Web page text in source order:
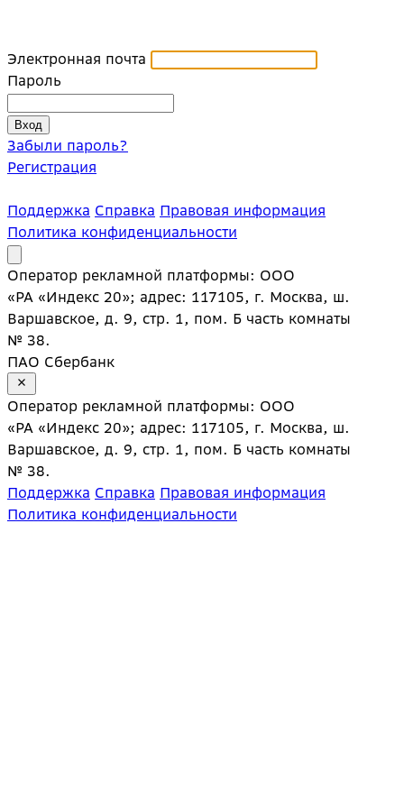
Электронная почта
Пароль
Забыли пароль?
Регистрация
Поддержка Справка Правовая информация
Политика конфиденциальности
Оператор рекламной платформы: ООО
«РА «Индекс 20»; адрес: 117105, г. Москва, ш.
Варшавское, д. 9, стр. 1, пом. Б часть комнаты
№ 38.
ПАО Сбербанк
Оператор рекламной платформы: ООО
«РА «Индекс 20»; адрес: 117105, г. Москва, ш.
Варшавское, д. 9, стр. 1, пом. Б часть комнаты
№ 38.
Поддержка Справка Правовая информация
Политика конфиденциальности